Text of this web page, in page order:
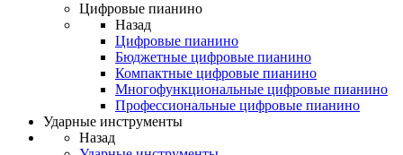
Цифровые пианино
Назад
Цифровые пианино
Бюджетные цифровые пианино
Компактные цифровые пианино
Многофункциональные цифровые пианино
Профессиональные цифровые пианино
Ударные инструменты
Назад